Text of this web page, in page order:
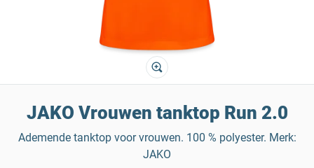
JAKO Vrouwen tanktop Run 2.0
Ademende tanktop voor vrouwen. 100 % polyester. Merk:
JAKO